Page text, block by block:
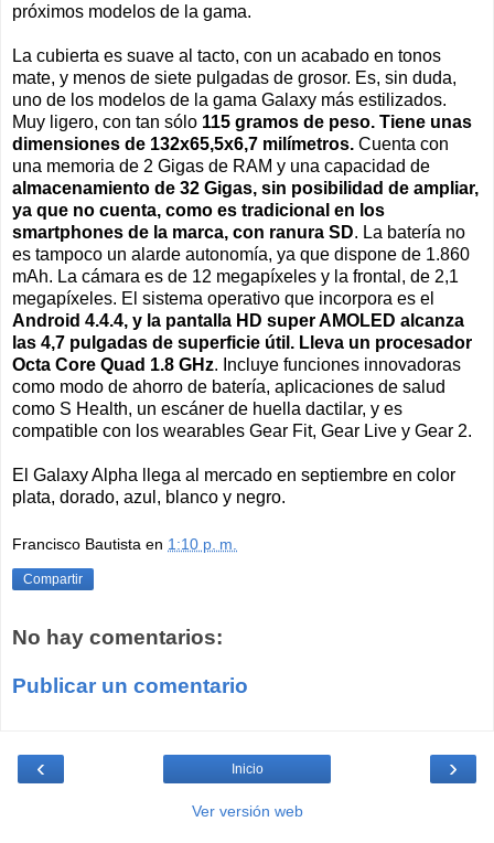
próximos modelos de la gama.
La cubierta es suave al tacto, con un acabado en tonos
mate, y menos de siete pulgadas de grosor. Es, sin duda,
uno de los modelos de la gama Galaxy más estilizados.
Muy ligero, con tan sólo 115 gramos de peso. Tiene unas
dimensiones de 132x65,5x6,7 milímetros. Cuenta con
una memoria de 2 Gigas de RAM y una capacidad de
almacenamiento de 32 Gigas, sin posibilidad de ampliar,
ya que no cuenta, como es tradicional en los
smartphones de la marca, con ranura SD. La batería no
es tampoco un alarde autonomía, ya que dispone de 1.860
mAh. La cámara es de 12 megapíxeles y la frontal, de 2,1
megapíxeles. El sistema operativo que incorpora es el
Android 4.4.4, y la pantalla HD super AMOLED alcanza
las 4,7 pulgadas de superficie útil. Lleva un procesador
Octa Core Quad 1.8 GHz. Incluye funciones innovadoras
como modo de ahorro de batería, aplicaciones de salud
como S Health, un escáner de huella dactilar, y es
compatible con los wearables Gear Fit, Gear Live y Gear 2.
El Galaxy Alpha llega al mercado en septiembre en color
plata, dorado, azul, blanco y negro.
Francisco Bautista en 1:10 p. m.
Compartir
No hay comentarios:
Publicar un comentario
‹ ›
Inicio
Ver versión web